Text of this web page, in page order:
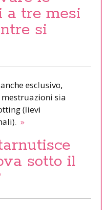
a tre mesi
si
esclusivo,
sia
(lievi
»
sotto il